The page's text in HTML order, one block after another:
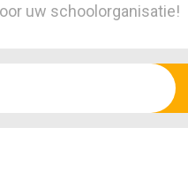
uw schoolorganisatie!